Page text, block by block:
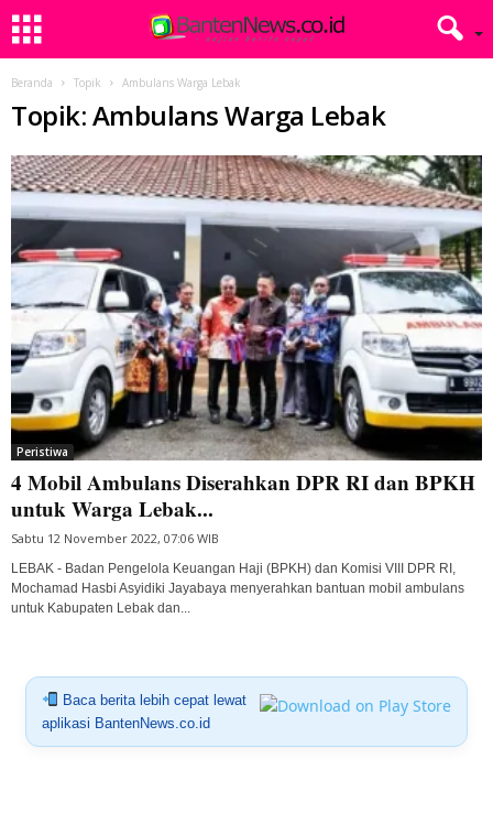
Beranda Topik Ambulans Warga Lebak
Topik: Ambulans Warga Lebak
Peristiwa
4 Mobil Ambulans Diserahkan DPR RI dan BPKH
untuk Warga Lebak...
Sabtu 12 November 2022, 07:06 WIB
LEBAK - Badan Pengelola Keuangan Haji (BPKH) dan Komisi VIII DPR RI,
Mochamad Hasbi Asyidiki Jayabaya menyerahkan bantuan mobil ambulans
untuk Kabupaten Lebak dan...
Baca berita lebih cepat lewat
aplikasi BantenNews.co.id